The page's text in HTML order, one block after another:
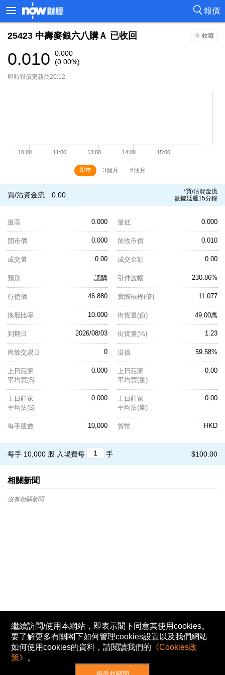
報價
25423 中壽麥銀六八購Ａ 已收回
0.010
0.000
(0.00%)
即時報價更新於20:12
即市 3個月 6個月
買/沽資金流 0.00 *買/沽資金流
數據延遲15分鐘
0.000
最高 0.000
最低
0.000
開市價 0.010
前收市價
0.00
成交量 0.00
成交金額
認購
類別 230.86%
引伸波幅
46.880
行使價 11.077
實際槓桿(倍)
10.000
換股比率 49.00萬
街貨量(份)
2026/08/03
到期日 1.23
街貨量(%)
0
尚餘交易日 59.58%
溢價
0.000
上日莊家
平均買($)
0.00
上日莊家
平均買(量)
0.000
上日莊家
平均沽($)
0.00
上日莊家
平均沽(量)
10,000
每手股數 HKD
貨幣
$100.00
每手 10,000 股 入場費每 手
相關新聞
沒有相關新聞
繼續訪問/使用本網站，即表示閣下同意其使用cookies。
要了解更多有關閣下如何管理cookies設置以及我們網站
如何使用cookies的資料，請閱讀我們的 《Cookies政
策》 。